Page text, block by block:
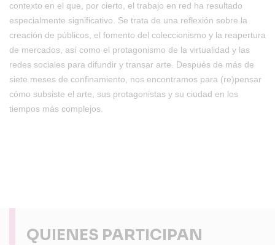
contexto en el que, por cierto, el trabajo en red ha resultado
especialmente significativo. Se trata de una reflexión sobre la
creación de públicos, el fomento del coleccionismo y la reapertura
de mercados, así como el protagonismo de la virtualidad y las
redes sociales para difundir y transar arte. Después de más de
siete meses de confinamiento, nos encontramos para (re)pensar
cómo subsiste el arte, sus protagonistas y su ciudad en los
tiempos más complejos.
QUIENES PARTICIPAN